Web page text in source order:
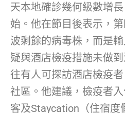
天本地確診幾何級數增
始。他在節目後表示，
波剩餘的病毒株，而是
疑與酒店檢疫措施未做
往有人可探訪酒店檢疫
社區。他建議，檢疫者
客及Staycation（住宿度